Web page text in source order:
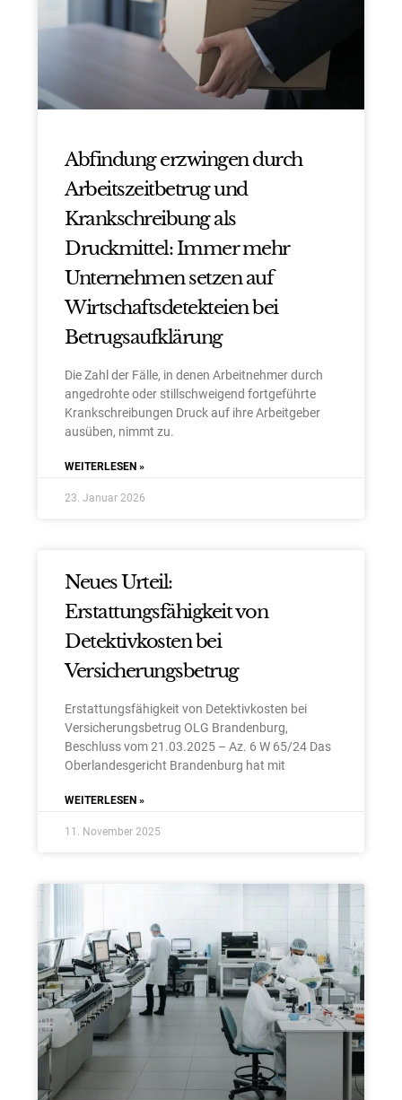
Abfindung erzwingen durch
Arbeitszeitbetrug und
Krankschreibung als
Druckmittel: Immer mehr
Unternehmen setzen auf
Wirtschaftsdetekteien bei
Betrugsaufklärung
Die Zahl der Fälle, in denen Arbeitnehmer durch
angedrohte oder stillschweigend fortgeführte
Krankschreibungen Druck auf ihre Arbeitgeber
ausüben, nimmt zu.
WEITERLESEN »
23. Januar 2026
Neues Urteil:
Erstattungsfähigkeit von
Detektivkosten bei
Versicherungsbetrug
Erstattungsfähigkeit von Detektivkosten bei
Versicherungsbetrug OLG Brandenburg,
Beschluss vom 21.03.2025 – Az. 6 W 65/24 Das
Oberlandesgericht Brandenburg hat mit
WEITERLESEN »
11. November 2025